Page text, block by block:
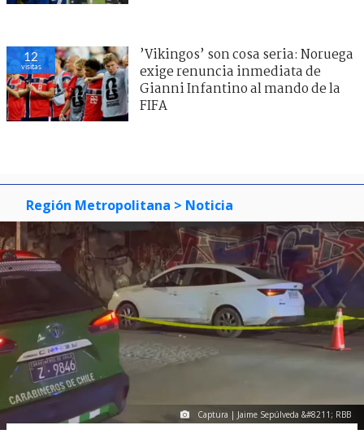
12
visitas
’Vikingos’ son cosa seria: Noruega
exige renuncia inmediata de
Gianni Infantino al mando de la
FIFA
Región Metropolitana > Noticia
Captura | Jaime Sepúlveda &#8211; RBB